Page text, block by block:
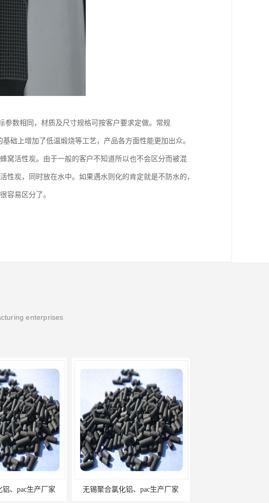
数相同，材质及尺寸规格可按客户要求定做。常规
础上增加了低温煅烧等工艺，产品各方面性能更加出众。
窝活性炭。由于一般的客户不知道所以也不会区分而被混
炭，同时放在水中。如果遇水则化的肯定就是不防水的，
容易区分了。
enterprises
锡聚合氯化铝、pac生产厂家 常州聚合氯化铝、pac生产厂家